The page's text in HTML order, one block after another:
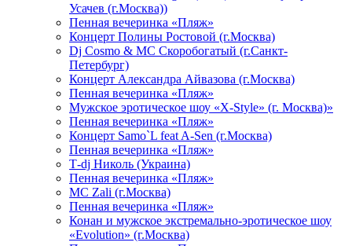
Усачев (г.Москва))
Пенная вечеринка «Пляж»
Концерт Полины Ростовой (г.Москва)
Dj Cosmo & МС Скоробогатый (г.Санкт-
Петербург)
Концерт Александра Айвазова (г.Москва)
Пенная вечеринка «Пляж»
Мужское эротическое шоу «X-Style» (г. Москва)»
Пенная вечеринка «Пляж»
Концерт Samo`L feat A-Sen (г.Москва)
Пенная вечеринка «Пляж»
Т-dj Николь (Украина)
Пенная вечеринка «Пляж»
МС Zali (г.Москва)
Пенная вечеринка «Пляж»
Конан и мужское экстремально-эротическое шоу
«Evolution» (г.Москва)